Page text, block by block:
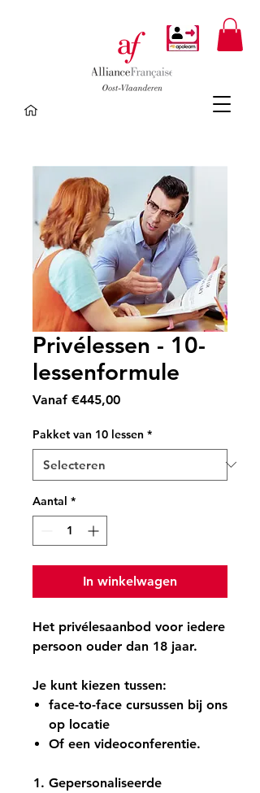
Privélessen - 10-
lessenformule
Vanaf €445,00Verkoopprijs
Pakket van 10 lessen *
Aantal *
In winkelwagen
Het privélesaanbod voor iedere
persoon ouder dan 18 jaar.
Je kunt kiezen tussen:
face-to-face cursussen bij ons
op locatie
Of een videoconferentie.
Gepersonaliseerde